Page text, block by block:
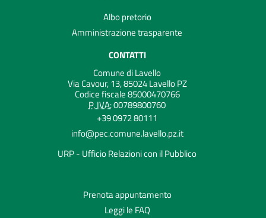
Albo pretorio
Amministrazione trasparente
CONTATTI
Comune di Lavello
Via Cavour, 13, 85024 Lavello PZ
Codice fiscale 85000470766
P. IVA:00789800760
+39 0972 80111
info@pec.comune.lavello.pz.it
URP - Ufficio Relazioni con il Pubblico
Prenota appuntamento
Leggi le FAQ